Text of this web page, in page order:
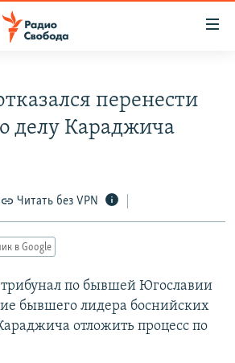
перенести
делу Караджича
Читать без VPN
в Google
по бывшей Югославии
бывшего лидера боснийских
отложить процесс по